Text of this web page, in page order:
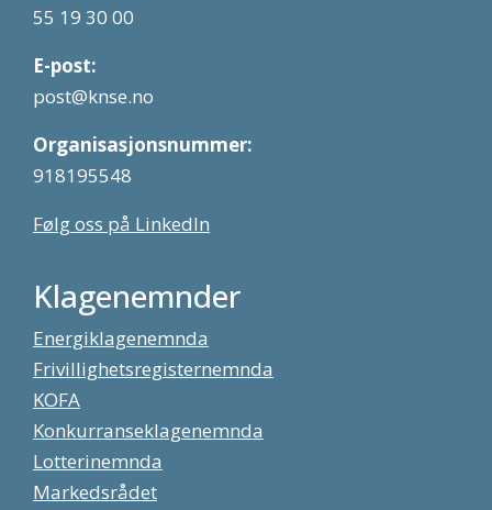
55 19 30 00
E-post:
post@knse.no
Organisasjonsnummer:
918195548
Følg oss på LinkedIn
Klagenemnder
Energiklagenemnda
Frivillighetsregisternemnda
KOFA
Konkurranseklagenemnda
Lotterinemnda
Markedsrådet